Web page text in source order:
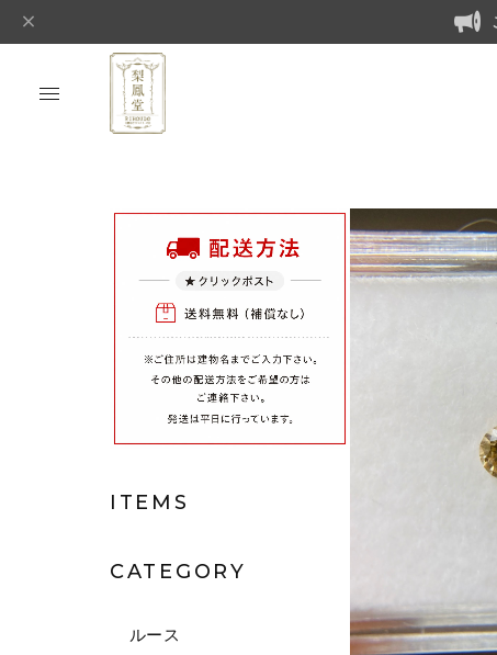
ITEMS
CATEGORY
ルース